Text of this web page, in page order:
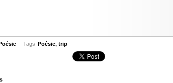
Tags Poésie,trip